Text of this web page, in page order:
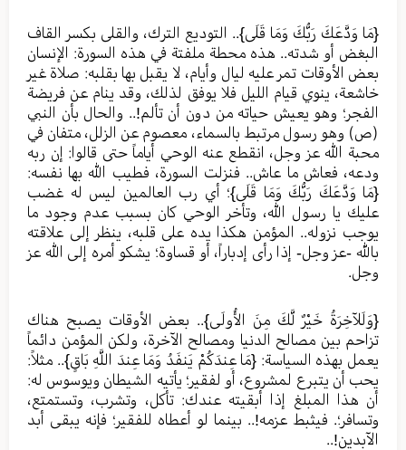
{مَا وَدَّعَكَ رَبُّكَ وَمَا قَلَى}.. التوديع الترك، والقلى بكسر القاف
البغض أو شدته.. هذه محطة ملفتة في هذه السورة: الإنسان
بعض الأوقات تمر عليه ليال وأيام، لا يقبل بها بقلبه: صلاة غير
خاشعة، ينوي قيام الليل فلا يوفق لذلك، وقد ينام عن فريضة
الفجر؛ وهو يعيش حياته من دون أن تألم!.. والحال بأن النبي
(ص) وهو رسول مرتبط بالسماء، معصوم عن الزلل، متفان في
محبة الله عز وجل، انقطع عنه الوحي أياماً حتى قالوا: إن ربه
ودعه، فعاش ما عاش.. فنزلت السورة، فطيب الله بها نفسه:
{مَا وَدَّعَكَ رَبُّكَ وَمَا قَلَى}؛ أي رب العالمين ليس له غضب
عليك يا رسول الله، وتأخر الوحي كان بسبب عدم وجود ما
يوجب نزوله.. المؤمن هكذا يده على قلبه، ينظر إلى علاقته
بالله -عز وجل- إذا رأى إدباراً، أو قساوة؛ يشكو أمره إلى الله عز
وجل.
{وَلَلآخِرَةُ خَيْرٌ لَّكَ مِنَ الأُولَى}.. بعض الأوقات يصبح هناك
تزاحم بين مصالح الدنيا ومصالح الآخرة، ولكن المؤمن دائماً
يعمل بهذه السياسة: {مَا عِندَكُمْ يَنفَدُ وَمَا عِندَ اللَّهِ بَاقٍ}.. مثلاً:
يحب أن يتبرع لمشروع، أو لفقير؛ يأتيه الشيطان ويوسوس له:
أن هذا المبلغ إذا أبقيته عندك: تأكل، وتشرب، وتستمتع،
وتسافر؛. فيثبط عزمه!.. بينما لو أعطاه للفقير؛ فإنه يبقى أبد
الآبدين!..